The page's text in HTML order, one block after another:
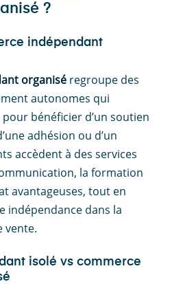
?
indépendant
organisé regroupe des
autonomes qui
pour bénéficier d’un soutien
adhésion ou d’un
accèdent à des services
la formation
avantageuses, tout en
indépendance dans la
vente.
isolé vs commerce